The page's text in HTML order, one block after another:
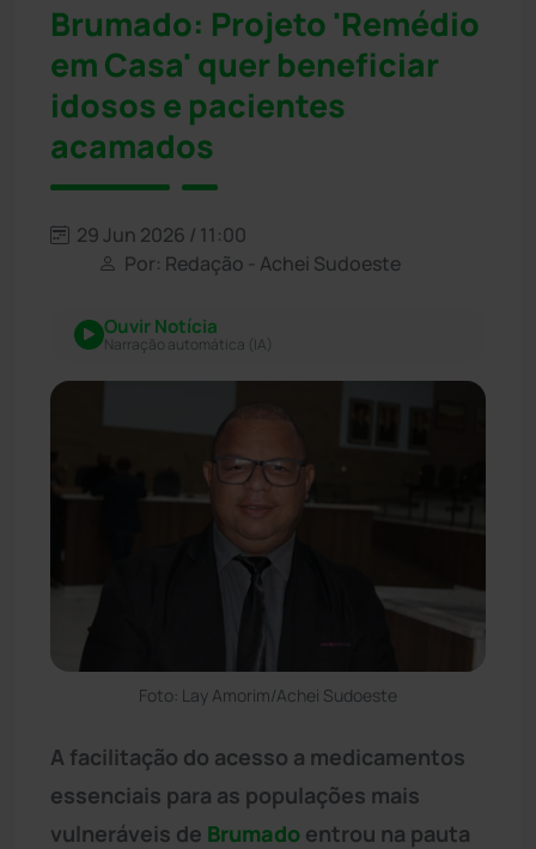
Brumado: Projeto 'Remédio
em Casa' quer beneficiar
idosos e pacientes
acamados
29 Jun 2026 / 11:00
Por: Redação - Achei Sudoeste
Ouvir Notícia
Narração automática (IA)
Foto: Lay Amorim/Achei Sudoeste
A facilitação do acesso a medicamentos
essenciais para as populações mais
vulneráveis de Brumado entrou na pauta